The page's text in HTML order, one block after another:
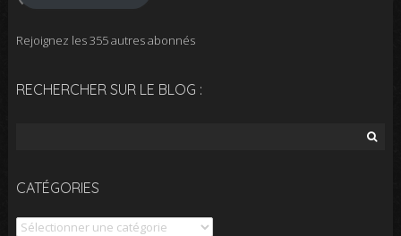
Rejoignez les 355 autres abonnés
RECHERCHER SUR LE BLOG :
CATÉGORIES
Catégories